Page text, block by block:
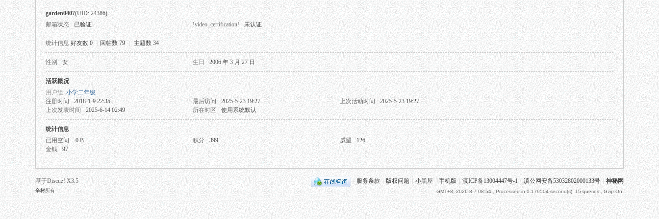
秘
网
garden0407(UID: 24386)
邮箱状态
已验证 !video_certification! 未认证
统计信息 好友数 0 回帖数 79 主题数 34
性别 女 生日 2006 年 3 月 27 日
活跃概况
用户组 小学二年级
注册时间
2018-1-9 22:35 最后访问 2025-5-23 19:27 上次活动时间
2025-5-23 19:27
上次发表时间
2025-6-14 02:49 所在时区 使用系统默认
统计信息
已用空间
0 B 积分 399 威望
126
金钱
97
服务条款 版权问题 | 小黑屋 手机版 滇ICP备13004447号-1 | 滇公网安备53032802000133号 神秘网
GMT+8, 2026-8-7 08:54 , Processed in 0.179504 second(s), 15 queries , Gzip On.
基于Discuz! X3.5
辛树所有